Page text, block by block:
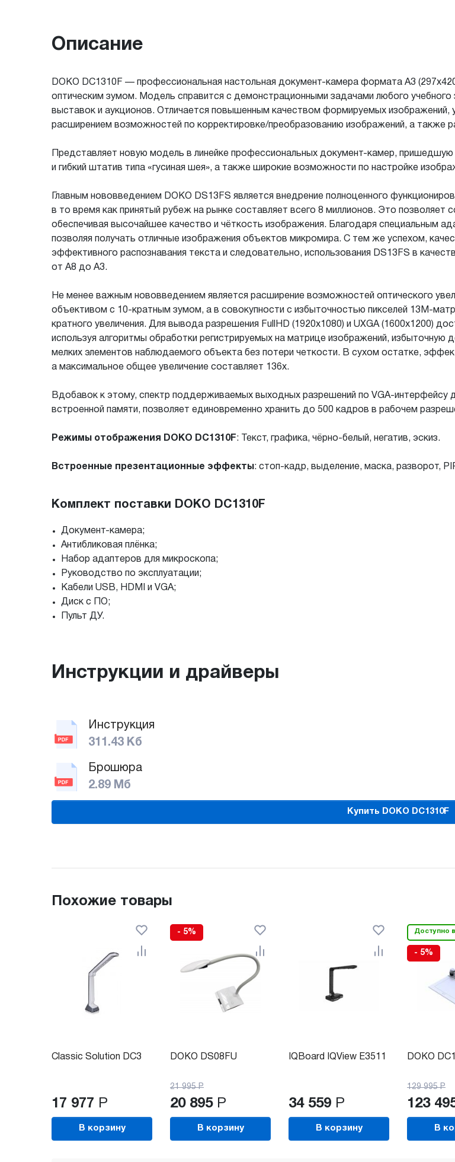
Описание
DOKO DC1310F — профессиональная настольная документ-камера формата А3
оптическим зумом. Модель справится с демонстрационными задачами любого
выставок и аукционов. Отличается повышенным качеством формируемых изображений,
расширением возможностей по корректировке/преобразованию изображений, а также
Представляет новую модель в линейке профессиональных документ-камер, пришедшую
и гибкий штатив типа «гусиная шея», а также широкие возможности по настройке
Главным нововведением DOKO DS13FS является внедрение полноценного
в то время как принятый рубеж на рынке составляет всего 8 миллионов. Это позволяет
обеспечивая высочайшее качество и чёткость изображения. Благодаря специальным
позволяя получать отличные изображения объектов микромира. С тем же успехом,
эффективного распознавания текста и следовательно, использования DS13FS в
от А8 до А3.
Не менее важным нововведением является расширение возможностей оптического
объективом с 10-кратным зумом, а в совокупности с избыточностью пикселей 13М-
кратного увеличения. Для вывода разрешения FullHD (1920x1080) и UXGA (1600x1200)
используя алгоритмы обработки регистрируемых на матрице изображений,
мелких элементов наблюдаемого объекта без потери четкости. В сухом остатке,
а максимальное общее увеличение составляет 136x.
Вдобавок к этому, спектр поддерживаемых выходных разрешений по VGA-интерфейсу
встроенной памяти, позволяет единовременно хранить до 500 кадров в рабочем
Режимы отображения DOKO DC1310F: Текст, графика, чёрно-белый, негатив, эскиз.
Встроенные презентационные эффекты: стоп-кадр, выделение, маска, разворот,
Комплект поставки DOKO DC1310F
Документ-камера;
Антибликовая плёнка;
Набор адаптеров для микроскопа;
Руководство по эксплуатации;
Кабели USB, HDMI и VGA;
Диск с ПО;
Пульт ДУ.
Инструкции и драйверы
Инструкция
311.43 Кб
Брошюра
2.89 Мб
Купить DOKO DC1310F
Похожие товары
Classic Solution DC3
17 977 Р
В корзину
- 5%
DOKO DS08FU
21 995 Р
20 895 Р
В корзину
IQBoard IQView E3511
34 559 Р
В корзину
Доступно
- 5%
DOKO
129 995 Р
123
В